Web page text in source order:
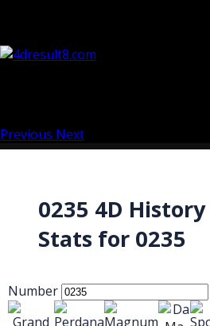
Previous Next
0235 4D
Stats for 0235
Number